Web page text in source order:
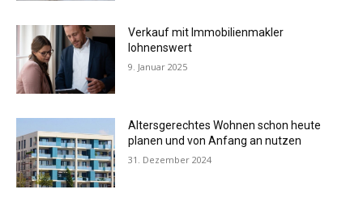
Verkauf mit Immobilienmakler
lohnenswert
9. Januar 2025
Altersgerechtes Wohnen schon heute
planen und von Anfang an nutzen
31. Dezember 2024